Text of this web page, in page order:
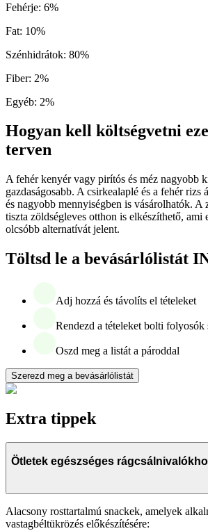
Fehérje: 6%
Fat: 10%
Szénhidrátok: 80%
Fiber: 2%
Egyéb: 2%
Hogyan kell költségvetni
terven
A fehér kenyér vagy pirítós és méz nagyobb
gazdaságosabb. A csirkealaplé és a fehér rizs
és nagyobb mennyiségben is vásárolhatók. A
tiszta zöldségleves otthon is elkészíthető, ami
olcsóbb alternatívát jelent.
Töltsd le a bevásárlólistát
Adj hozzá és távolíts el tételeket
Rendezd a tételeket bolti folyosók
Oszd meg a listát a pároddal
Szerezd meg a bevásárlólistát
Extra tippek
Ötletek egészséges
Alacsony rosttartalmú snackek, amelyek
vastagbéltükrözés előkészítésére: